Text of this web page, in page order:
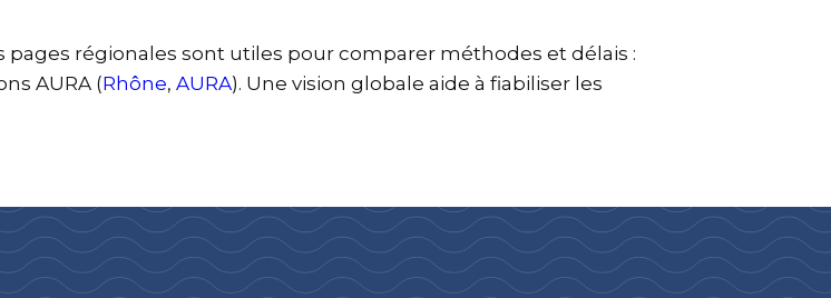
pages régionales sont utiles pour comparer méthodes et délais :
AURA (Rhône, AURA). Une vision globale aide à fiabiliser les